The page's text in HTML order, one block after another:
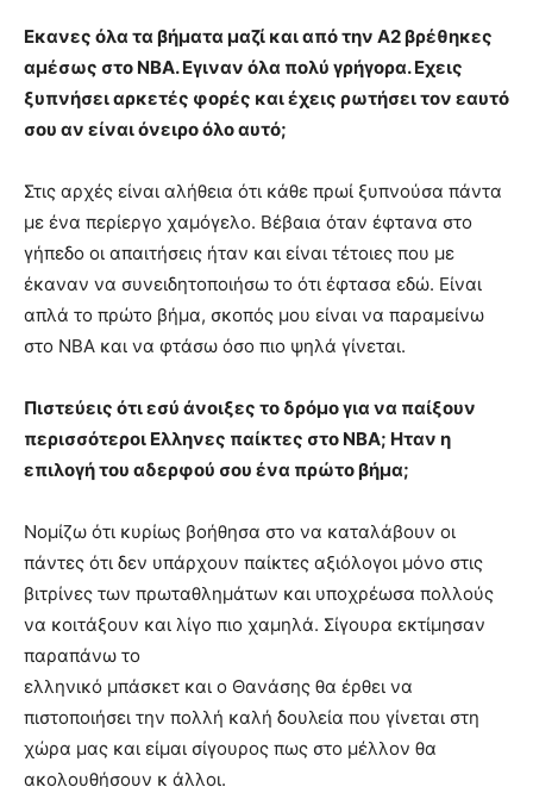
Εκανες όλα τα βήματα μαζί και από την Α2 βρέθηκες
αμέσως στο ΝΒΑ. Εγιναν όλα πολύ γρήγορα. Εχεις
ξυπνήσει αρκετές φορές και έχεις ρωτήσει τον εαυτό
σου αν είναι όνειρο όλο αυτό;
Στις αρχές είναι αλήθεια ότι κάθε πρωί ξυπνούσα πάντα
με ένα περίεργο χαμόγελο. Βέβαια όταν έφτανα στο
γήπεδο οι απαιτήσεις ήταν και είναι τέτοιες που με
έκαναν να συνειδητοποιήσω το ότι έφτασα εδώ. Είναι
απλά το πρώτο βήμα, σκοπός μου είναι να παραμείνω
στο ΝΒΑ και να φτάσω όσο πιο ψηλά γίνεται.
Πιστεύεις ότι εσύ άνοιξες το δρόμο για να παίξουν
περισσότεροι Ελληνες παίκτες στο ΝΒΑ; Ηταν η
επιλογή του αδερφού σου ένα πρώτο βήμα;
Νομίζω ότι κυρίως βοήθησα στο να καταλάβουν οι
πάντες ότι δεν υπάρχουν παίκτες αξιόλογοι μόνο στις
βιτρίνες των πρωταθλημάτων και υποχρέωσα πολλούς
να κοιτάξουν και λίγο πιο χαμηλά. Σίγουρα εκτίμησαν
παραπάνω το
ελληνικό μπάσκετ και ο Θανάσης θα έρθει να
πιστοποιήσει την πολλή καλή δουλεία που γίνεται στη
χώρα μας και είμαι σίγουρος πως στο μέλλον θα
ακολουθήσουν κ άλλοι.